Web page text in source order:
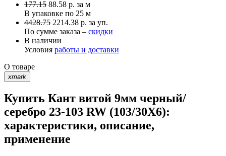
177.15 88.58 р. за м
В упаковке по 25 м
4428.75 2214.38 р. за уп.
По сумме заказа – скидки
В наличии
Условия работы и доставки
О товаре
xmark
Купить Кант витой 9мм черный/
серебро 23-103 RW (103/30X6):
характеристики, описание,
применение